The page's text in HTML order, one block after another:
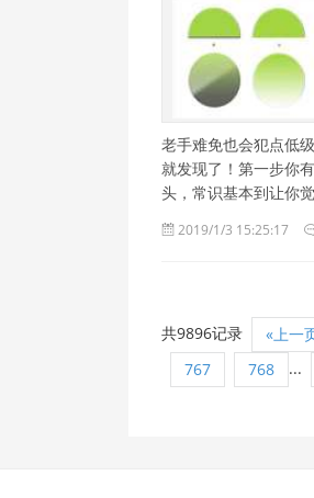
老手难免也会犯点低
就发现了！第一步你
头，常识基本到让你
2019/1/3 15:25:17
共9896记录
«上一
767
768 ...